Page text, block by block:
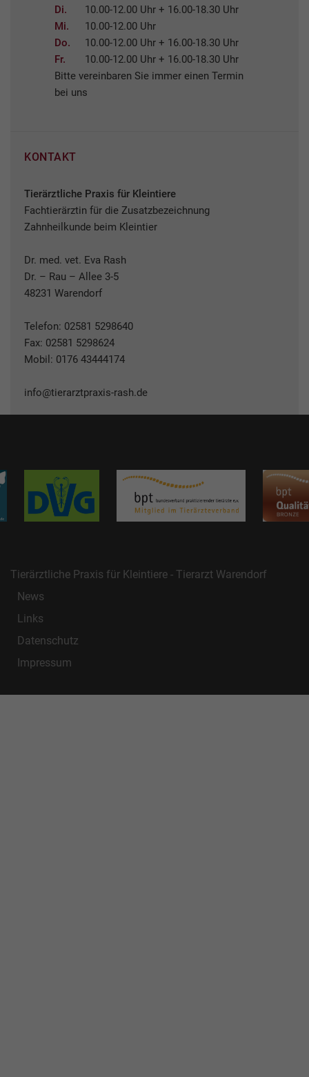
Di.
10.00-12.00 Uhr + 16.00-18.30 Uhr
Mi.
10.00-12.00 Uhr
Do.
10.00-12.00 Uhr + 16.00-18.30 Uhr
Fr.
10.00-12.00 Uhr + 16.00-18.30 Uhr
Bitte vereinbaren Sie immer einen Termin
bei uns
KONTAKT
Tierärztliche Praxis für Kleintiere
Fachtierärztin für die Zusatzbezeichnung
Zahnheilkunde beim Kleintier
Dr. med. vet. Eva Rash
Dr. – Rau – Allee 3-5
48231 Warendorf
Telefon: 02581 5298640
Fax: 02581 5298624
Mobil: 0176 43444174
info@tierarztpraxis-rash.de
Tierärztliche Praxis für Kleintiere - Tierarzt Warendorf
News
Links
Datenschutz
Impressum